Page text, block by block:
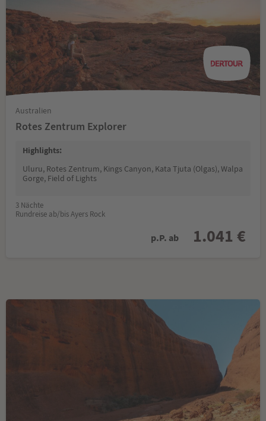
Australien
Rotes Zentrum Explorer
Highlights:
Uluru, Rotes Zentrum, Kings Canyon, Kata Tjuta (Olgas), Walpa
Gorge, Field of Lights
3 Nächte
Rundreise ab/bis Ayers Rock
p.P. ab 1.041 €